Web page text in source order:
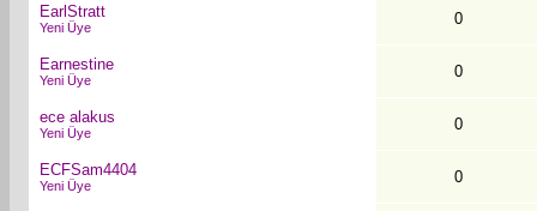
EarlStratt
Yeni Üye 0
Earnestine
Yeni Üye 0
ece alakus
Yeni Üye 0
ECFSam4404
Yeni Üye 0